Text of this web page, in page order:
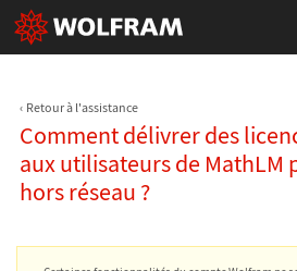
Retour à l'assistance
Comment délivrer des
aux utilisateurs de MathLM
hors réseau ?